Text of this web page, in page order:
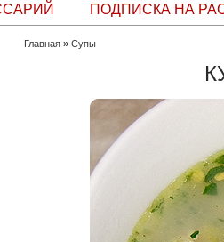
ПОДПИСКА НА
Главная » Супы